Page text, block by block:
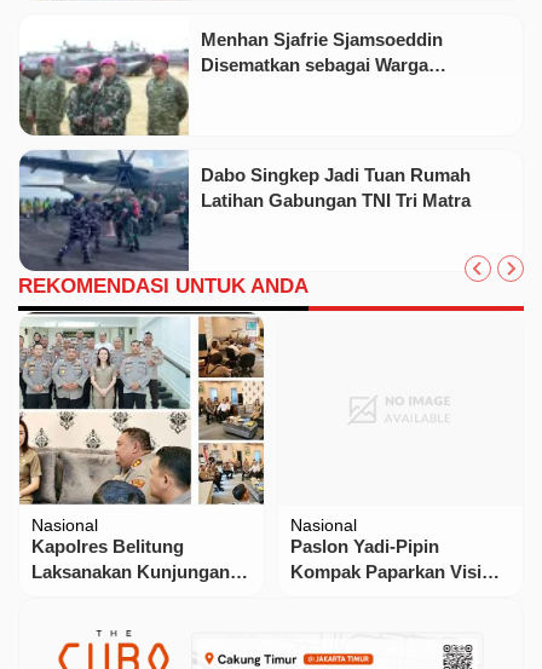
Menhan Sjafrie Sjamsoeddin
Disematkan sebagai Warga
Dabo Singkep Jadi Tuan Rumah
Latihan Gabungan TNI Tri Matra
REKOMENDASI UNTUK ANDA
Nasional
Kapolres Belitung
Laksanakan Kunjungan
Belitung
Nasional
Paslon Yadi-Pipin
Kompak Paparkan Visi